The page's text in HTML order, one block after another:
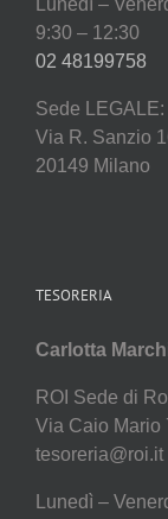
Lunedì –
9:30 – 12:30
02 48199758
Sede LEGALE:
Via R. Sanzio
20149 Milano
TESORERIA
Carlotta
ROI Sede di
Via Caio Mario
tesoreria@roi.it
Lunedì –